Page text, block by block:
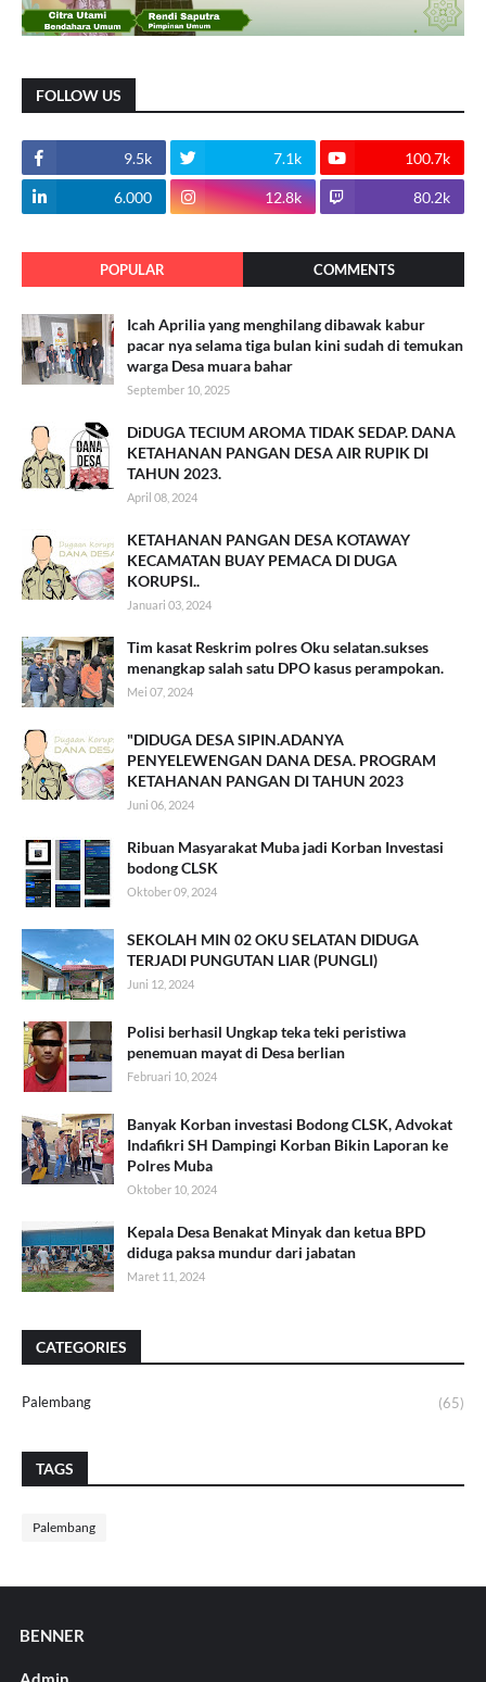
FOLLOW US
9.5k 7.1k 100.7k
6.000 12.8k 80.2k
POPULAR COMMENTS
Icah Aprilia yang menghilang dibawak kabur
pacar nya selama tiga bulan kini sudah di temukan
warga Desa muara bahar
September 10, 2025
DiDUGA TECIUM AROMA TIDAK SEDAP. DANA
KETAHANAN PANGAN DESA AIR RUPIK DI
TAHUN 2023.
April 08, 2024
KETAHANAN PANGAN DESA KOTAWAY
KECAMATAN BUAY PEMACA DI DUGA
KORUPSI..
Januari 03, 2024
Tim kasat Reskrim polres Oku selatan.sukses
menangkap salah satu DPO kasus perampokan.
Mei 07, 2024
"DIDUGA DESA SIPIN.ADANYA
PENYELEWENGAN DANA DESA. PROGRAM
KETAHANAN PANGAN DI TAHUN 2023
Juni 06, 2024
Ribuan Masyarakat Muba jadi Korban Investasi
bodong CLSK
Oktober 09, 2024
SEKOLAH MIN 02 OKU SELATAN DIDUGA
TERJADI PUNGUTAN LIAR (PUNGLI)
Juni 12, 2024
Polisi berhasil Ungkap teka teki peristiwa
penemuan mayat di Desa berlian
Februari 10, 2024
Banyak Korban investasi Bodong CLSK, Advokat
Indafikri SH Dampingi Korban Bikin Laporan ke
Polres Muba
Oktober 10, 2024
Kepala Desa Benakat Minyak dan ketua BPD
diduga paksa mundur dari jabatan
Maret 11, 2024
CATEGORIES
Palembang (65)
TAGS
Palembang
BENNER